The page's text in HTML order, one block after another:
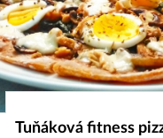
3. 3. 2017
Tuňáková fitness